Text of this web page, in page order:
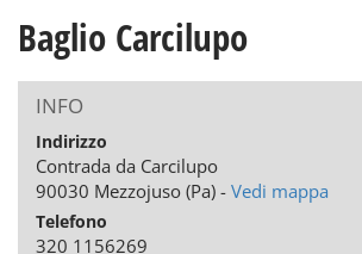
Baglio Carcilupo
INFO
Indirizzo
Contrada da Carcilupo
90030 Mezzojuso (Pa) - Vedi mappa
Telefono
320 1156269